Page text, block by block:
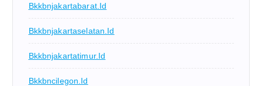
Bkkbnjakartabarat.id
Bkkbnjakartaselatan.id
Bkkbnjakartatimur.id
Bkkbncilegon.id